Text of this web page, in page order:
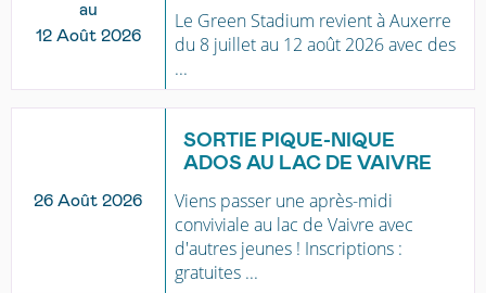
au
12 Août 2026
Le Green Stadium revient à Auxerre
du 8 juillet au 12 août 2026 avec des
...
26 Août 2026
SORTIE PIQUE-NIQUE
ADOS AU LAC DE VAIVRE
Viens passer une après-midi
conviviale au lac de Vaivre avec
d'autres jeunes ! Inscriptions :
gratuites ...